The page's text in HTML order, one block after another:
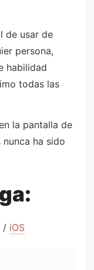
de usar de
persona,
habilidad
todas las
la pantalla de
ha sido
/ iOS